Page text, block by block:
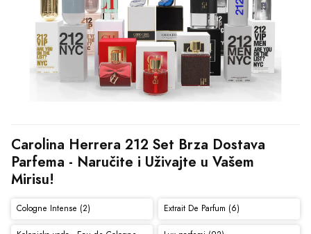
Carolina Herrera 212 Set Brza Dostava
Parfema - Naručite i Uživajte u Vašem
Mirisu!
Cologne Intense (2) Extrait De Parfum (6)